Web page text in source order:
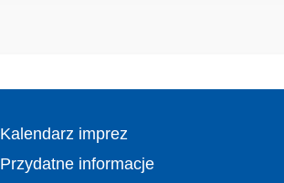
Kalendarz imprez
Przydatne informacje